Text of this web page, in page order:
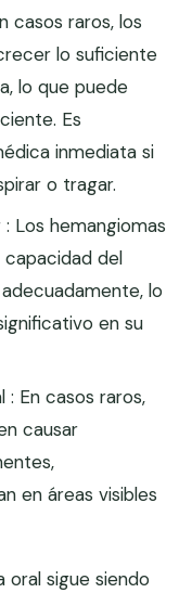
casos raros, los
lo suficiente
lo que puede
Es
inmediata si
o tragar.
Los hemangiomas
del
lo
en su
: En casos raros,
causar
en áreas visibles
oral sigue siendo